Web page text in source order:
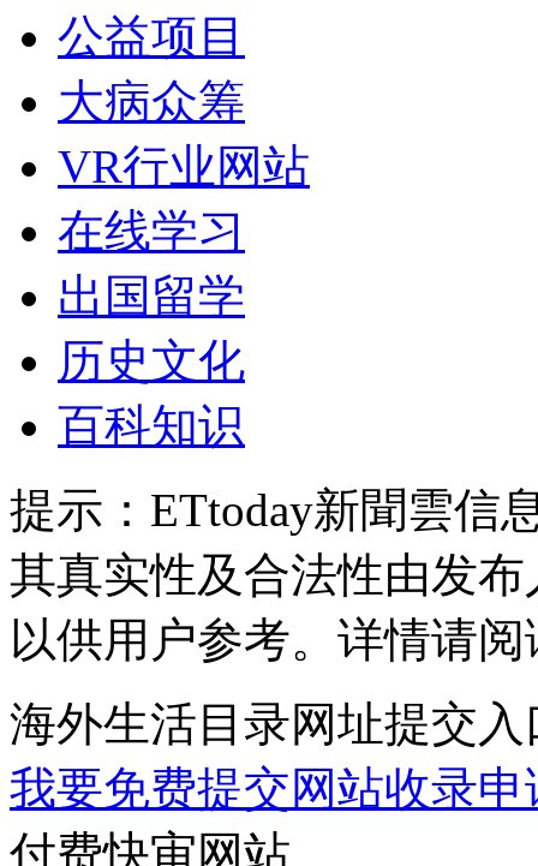
公益项目
大病众筹
VR行业网站
在线学习
出国留学
历史文化
百科知识
提示： ETtoday新聞雲信
其真实性及合法性由发
以供用户参考。详情请
海外生活目录网址提交入
我要免费提交网站收录申
付费快审网站